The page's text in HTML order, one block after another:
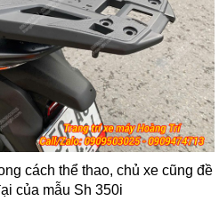
cách thể thao, chủ xe cũng đề
của mẫu Sh 350i